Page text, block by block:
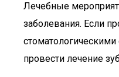
Лечебные
заболевания. Если
провести лечение